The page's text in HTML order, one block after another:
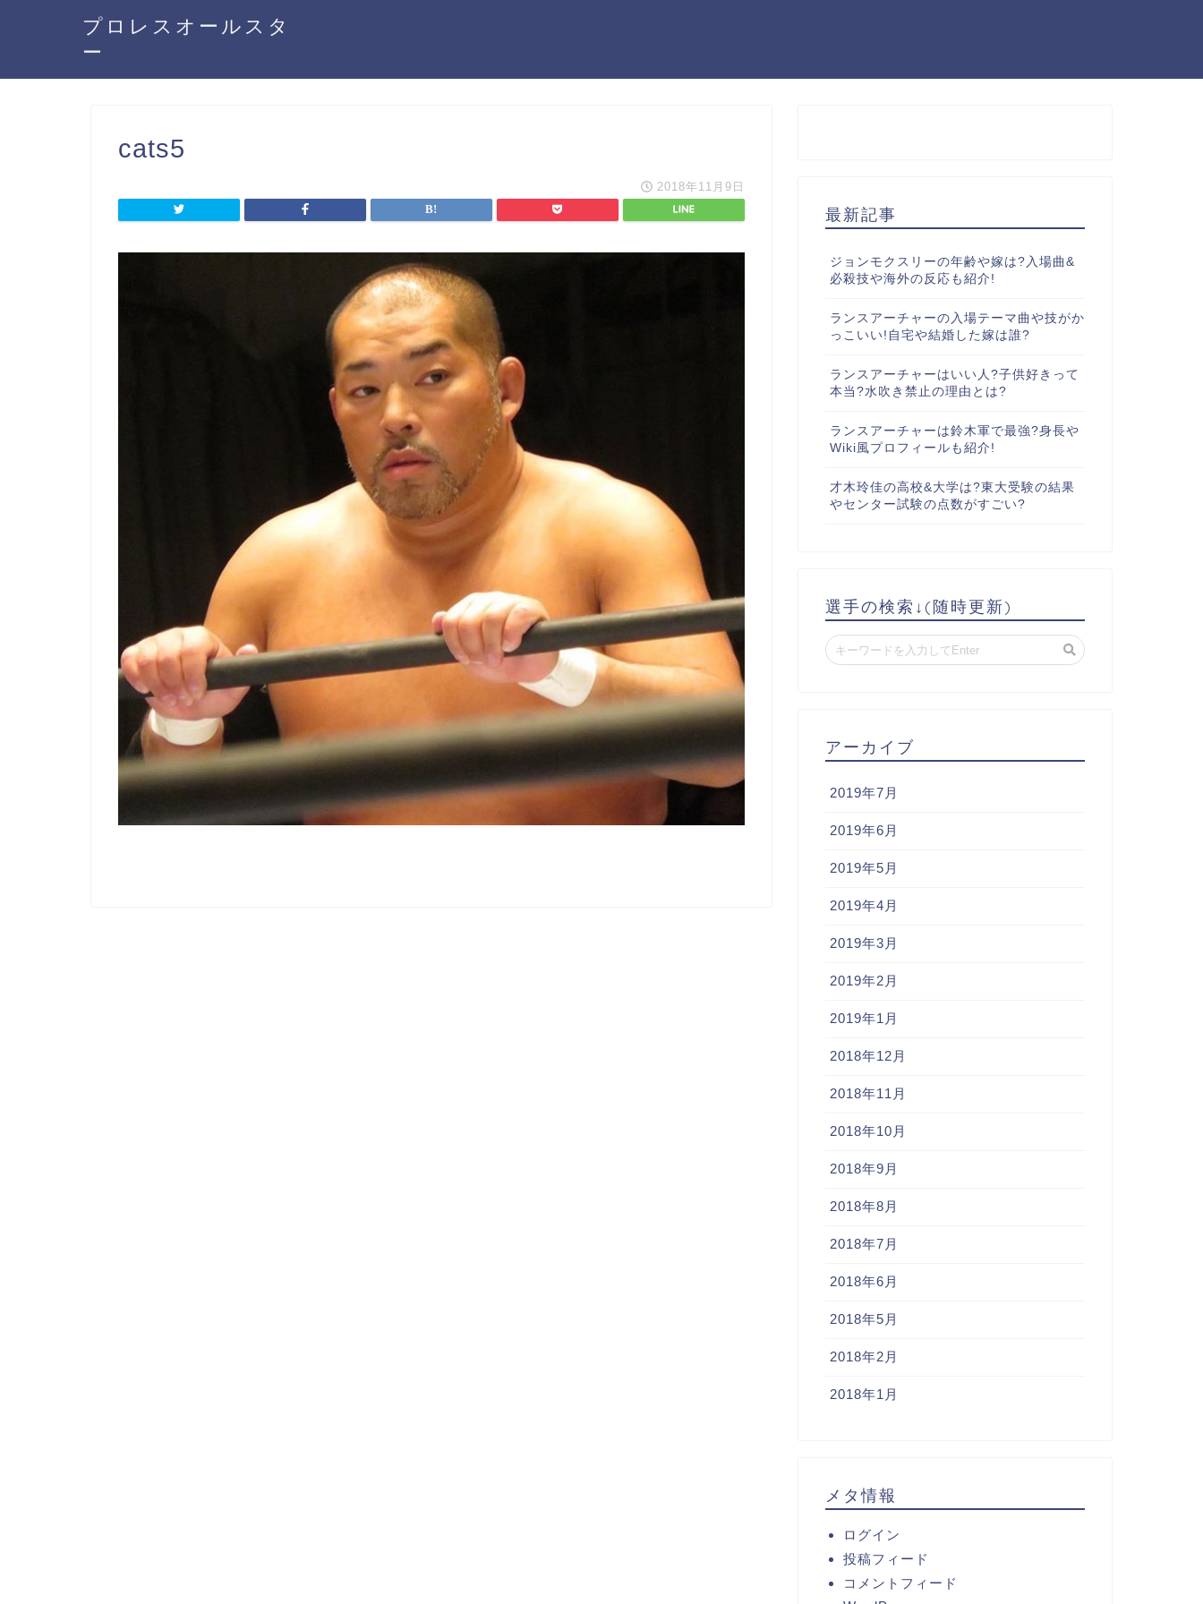
プロレスオールスタ
ー
cats5
2018年11月9日
最新記事
ジョンモクスリーの年齢や嫁は?入場曲&
必殺技や海外の反応も紹介!
ランスアーチャーの入場テーマ曲や技がか
っこいい!自宅や結婚した嫁は誰?
ランスアーチャーはいい人?子供好きって
本当?水吹き禁止の理由とは?
ランスアーチャーは鈴木軍で最強?身長や
Wiki風プロフィールも紹介!
才木玲佳の高校&大学は?東大受験の結果
やセンター試験の点数がすごい?
選手の検索↓(随時更新)
アーカイブ
2019年7月
2019年6月
2019年5月
2019年4月
2019年3月
2019年2月
2019年1月
2018年12月
2018年11月
2018年10月
2018年9月
2018年8月
2018年7月
2018年6月
2018年5月
2018年2月
2018年1月
メタ情報
ログイン
投稿フィード
コメントフィード